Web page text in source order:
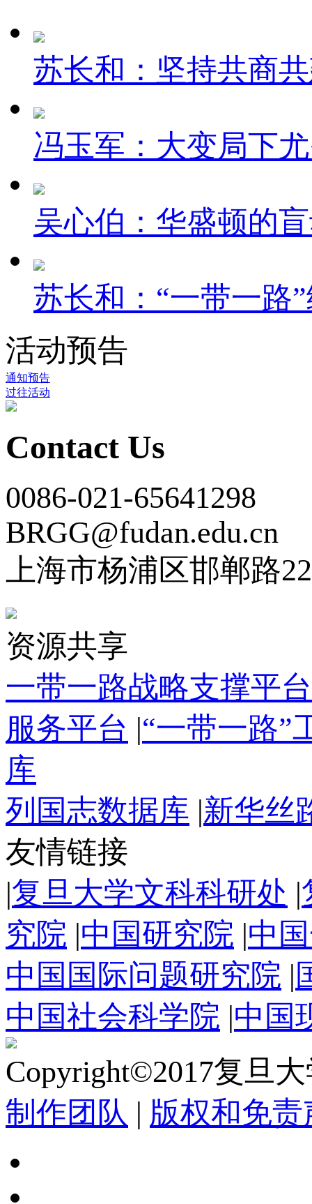
苏长和：坚持共商
冯玉军：大变局下
吴心伯：华盛顿的
苏长和：“一带一路
活动预告
通知预告
过往活动
Contact Us
0086-021-65641298
BRGG@fudan.edu.cn
上海市杨浦区邯郸路
资源共享
一带一路战略支撑平台
服务平台 |“一带一路”
库
列国志数据库 |新华丝
友情链接
|复旦大学文科科研处 |
究院 |中国研究院 |中
中国国际问题研究院 |
中国社会科学院 |中国
Copyright©2017复旦
制作团队 | 版权和免责